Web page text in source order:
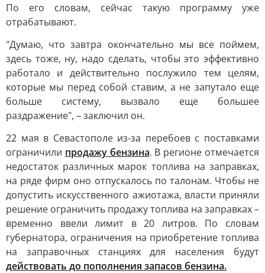
По его словам, сейчас такую программу уже
отрабатывают.
"Думаю, что завтра окончательно мы все поймем,
здесь тоже, ну, надо сделать, чтобы это эффективно
работало и действительно послужило тем целям,
которые мы перед собой ставим, а не запутало еще
больше систему, вызвало еще большее
раздражение", – заключил он.
22 мая в Севастополе из-за перебоев с поставками
ограничили продажу бензина. В регионе отмечается
недостаток различных марок топлива на заправках,
на ряде фирм оно отпускалось по талонам. Чтобы не
допустить искусственного ажиотажа, власти приняли
решение ограничить продажу топлива на заправках –
временно ввели лимит в 20 литров. По словам
губернатора, ограничения на приобретение топлива
на заправочных станциях для населения будут
действовать до пополнения запасов бензина.